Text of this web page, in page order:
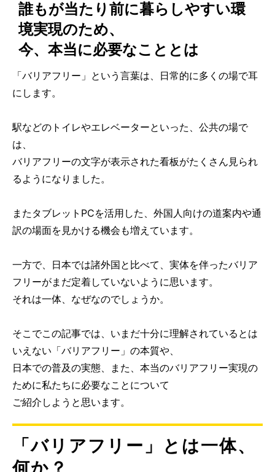
誰もが当たり前に暮らしやすい環
境実現のため、
今、本当に必要なこととは
「バリアフリー」という言葉は、日常的に多くの場で耳
にします。
駅などのトイレやエレベーターといった、公共の場で
は、
バリアフリーの文字が表示された看板がたくさん見られ
るようになりました。
またタブレットPCを活用した、外国人向けの道案内や通
訳の場面を見かける機会も増えています。
一方で、日本では諸外国と比べて、実体を伴ったバリア
フリーがまだ定着していないように思います。
それは一体、なぜなのでしょうか。
そこでこの記事では、いまだ十分に理解されているとは
いえない「バリアフリー」の本質や、
日本での普及の実態、また、本当のバリアフリー実現の
ために私たちに必要なことについて
ご紹介しようと思います。
「バリアフリー」とは一体、
何か？